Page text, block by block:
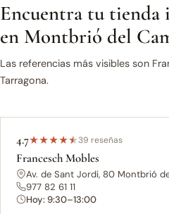
Encuentra tu tienda
en Montbrió del
Las referencias más visibles son
Tarragona.
4.7★★★★★39 reseñas
Francesch Mobles
Av. de Sant Jordi, 80 Montbrió
977 82 61 11
Hoy: 9:30–13:00